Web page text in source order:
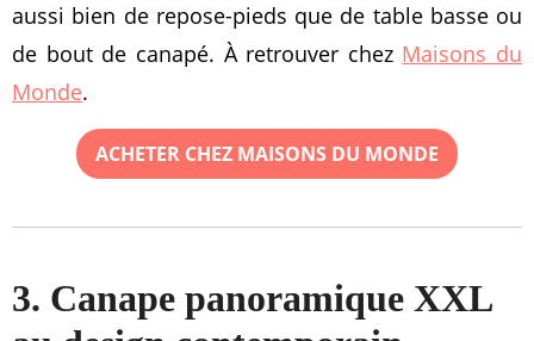
aussi bien de repose-pieds que de table basse ou
de bout de canapé. À retrouver chez Maisons du
Monde.
ACHETER CHEZ MAISONS DU MONDE
3. Canape panoramique XXL